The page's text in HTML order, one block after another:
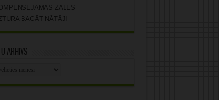
ZĀLES
BAGĀTINĀTĀJI
arhīvs